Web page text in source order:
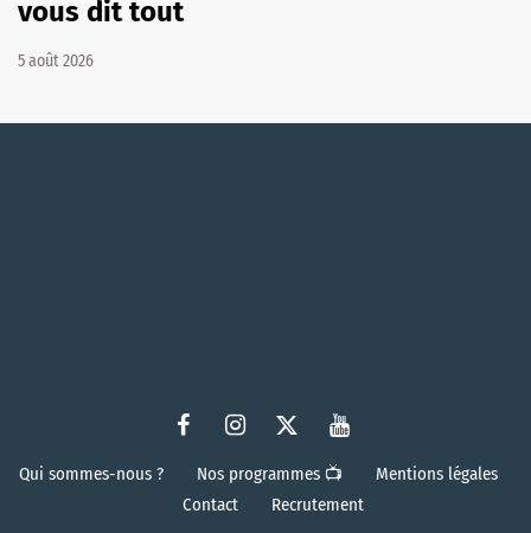
vous dit tout
5 août 2026
Qui sommes-nous ? Nos programmes 📺
Mentions légales
Contact
Recrutement